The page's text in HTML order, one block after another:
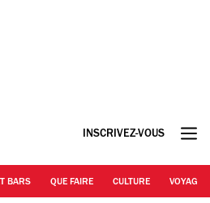
INSCRIVEZ-VOUS
BARS QUE FAIRE CULTURE VOYAGE